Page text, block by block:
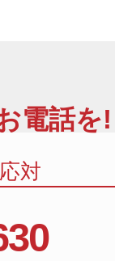
電話を!
対
相